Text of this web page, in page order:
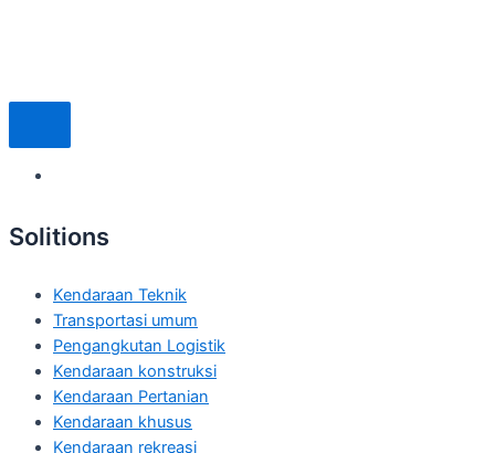
Solitions
Kendaraan Teknik
Transportasi umum
Pengangkutan Logistik
Kendaraan konstruksi
Kendaraan Pertanian
Kendaraan khusus
Kendaraan rekreasi